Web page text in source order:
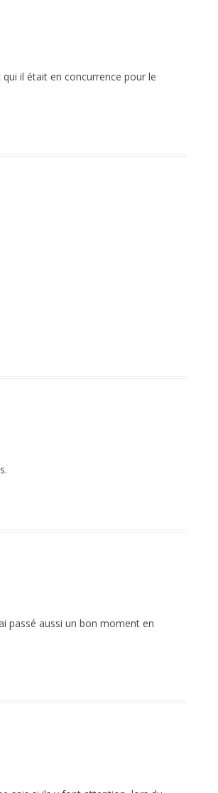
il était en concurrence pour le
passé aussi un bon moment en